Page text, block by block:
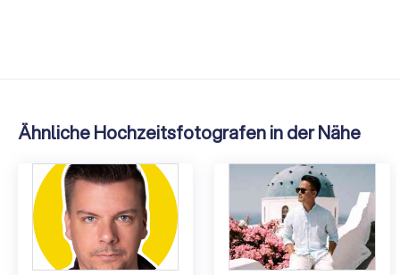
Ähnliche Hochzeitsfotografen in der Nähe